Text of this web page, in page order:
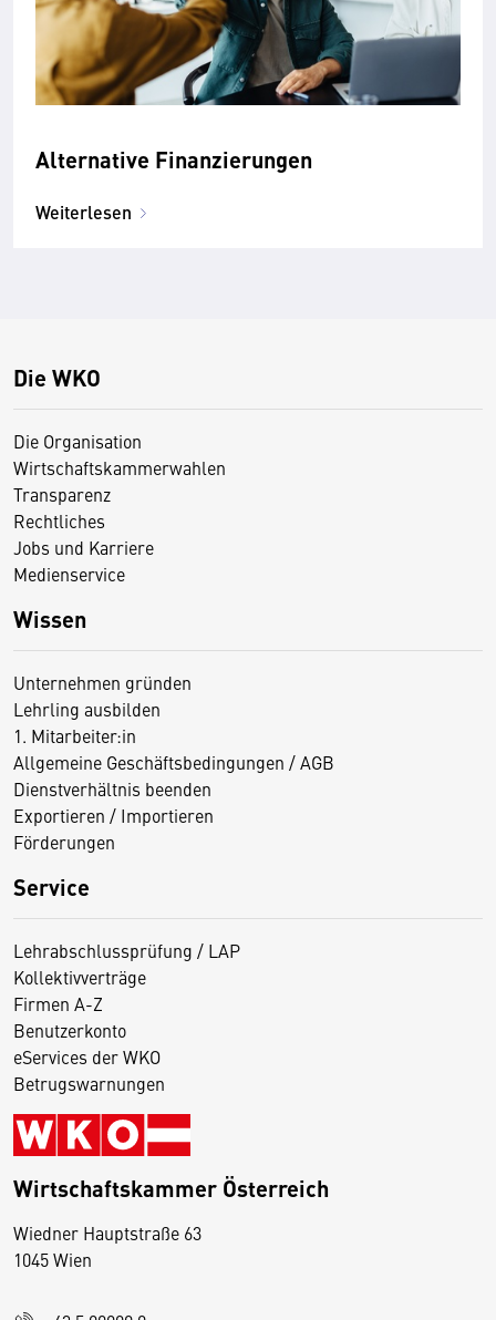
Alternative Finanzierungen
Weiterlesen
Die WKO
Die Organisation
Wirtschaftskammerwahlen
Transparenz
Rechtliches
Jobs und Karriere
Medienservice
Wissen
Unternehmen gründen
Lehrling ausbilden
1. Mitarbeiter:in
Allgemeine Geschäftsbedingungen / AGB
Dienstverhältnis beenden
Exportieren / Importieren
Förderungen
Service
Lehrabschlussprüfung / LAP
Kollektivverträge
Firmen A-Z
Benutzerkonto
eServices der WKO
Betrugswarnungen
Wirtschaftskammer Österreich
Wiedner Hauptstraße 63
1045 Wien
D